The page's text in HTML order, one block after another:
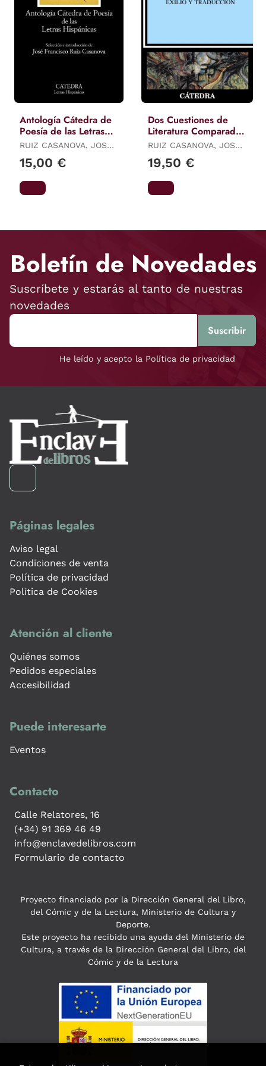
Antología Cátedra de
Poesía de las Letras
Hispánicas
RUIZ CASANOVA, JOSE
FRANCISCO
15,00 €
Dos Cuestiones de
Literatura Comparada:
Traducción y Poesía.
Exilio y Traducción
RUIZ CASANOVA, JOSÉ
FRANCISCO
19,50 €
Boletín de Novedades
Suscríbete y estarás al tanto de nuestras
novedades
He leído y acepto la Política de privacidad
Páginas legales
Aviso legal
Condiciones de venta
Política de privacidad
Política de Cookies
Atención al cliente
Quiénes somos
Pedidos especiales
Accesibilidad
Puede interesarte
Eventos
Contacto
Calle Relatores, 16
(+34) 91 369 46 49
info@enclavedelibros.com
Formulario de contacto
Proyecto financiado por la Dirección General del Libro,
del Cómic y de la Lectura, Ministerio de Cultura y
Deporte.
Este proyecto ha recibido una ayuda del Ministerio de
Cultura, a través de la Dirección General del Libro, del
Cómic y de la Lectura